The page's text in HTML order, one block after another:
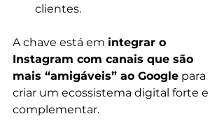
clientes.
A chave está em integrar o
Instagram com canais que são
mais “amigáveis” ao Google para
criar um ecossistema digital forte e
complementar.